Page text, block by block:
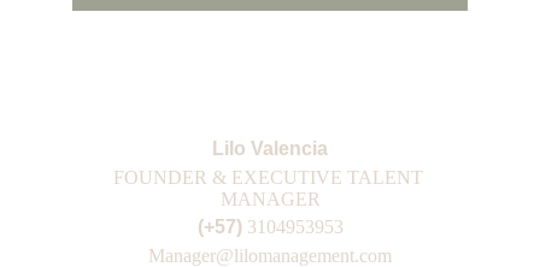
Lilo Valencia
FOUNDER & EXECUTIVE TALENT
MANAGER
(+57) 3104953953
Manager@lilomanagement.com